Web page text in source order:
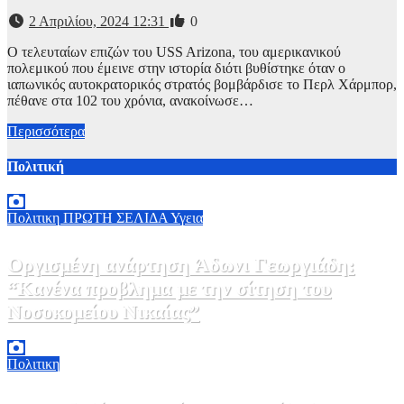
2 Απριλίου, 2024 12:31
0
Ο τελευταίων επιζών του USS Arizona, του αμερικανικού
πολεμικού που έμεινε στην ιστορία διότι βυθίστηκε όταν ο
ιαπωνικός αυτοκρατορικός στρατός βομβάρδισε το Περλ Χάρμπορ,
πέθανε στα 102 του χρόνια, ανακοίνωσε…
Περισσότερα
Πολιτική
Πολιτικη ΠΡΩΤΗ ΣΕΛΙΔΑΥγεια
Οργισμένη ανάρτηση Άδωνι Γεωργιάδη:
“Κανένα προβλημα με την σίτηση του
Νοσοκομείου Νικαίας”
Πολιτικη